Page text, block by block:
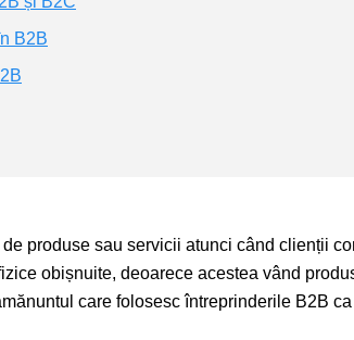
B2B
produse sau servicii atunci când clienții
obișnuite, deoarece acestea vând
care folosesc întreprinderile B2B